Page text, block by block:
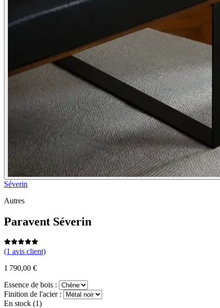
Séverin
Autres
Paravent Séverin
(1 avis client)
1 790,00 €
Essence de bois :
Finition de l'acier :
En stock (1)